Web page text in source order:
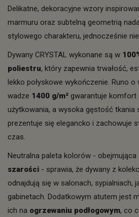
Delikatne, dekoracyjne wzory
marmuru oraz subtelną geometrią
stylowego charakteru, jednocześnie
Dywany CRYSTAL wykonane są w
poliestru, który zapewnia trwałość,
lekko połyskowe wykończenie. Runo o
wadze 1400 g/m² gwarantuje komfort
użytkowania, a wysoka gęstość tkania
prezentuje się elegancko i zachowuje
czas.
Neutralna paleta kolorów - obejmująca
szarości - sprawia, że dywany z
odnajdują się w salonach, sypialniach,
gabinetach. Dodatkowym atutem jest
ich na ogrzewaniu podłogowym, co